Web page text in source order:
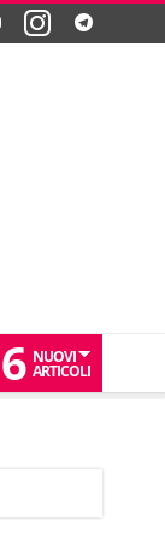
6 NUOVI
ARTICOLI